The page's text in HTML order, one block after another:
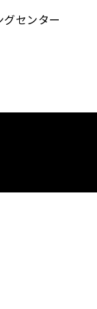
センター